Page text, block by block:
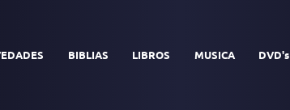
BIBLIAS LIBROS MUSICA DVD's